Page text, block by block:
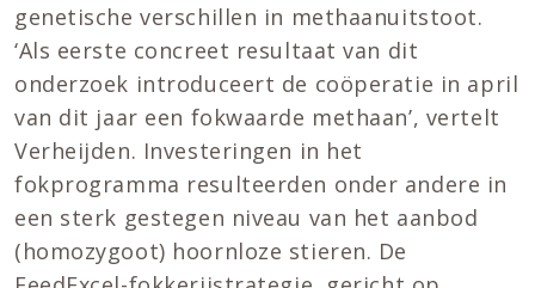
genetische verschillen in methaanuitstoot.
‘Als eerste concreet resultaat van dit
onderzoek introduceert de coöperatie in april
van dit jaar een fokwaarde methaan’, vertelt
Verheijden. Investeringen in het
fokprogramma resulteerden onder andere in
een sterk gestegen niveau van het aanbod
(homozygoot) hoornloze stieren. De